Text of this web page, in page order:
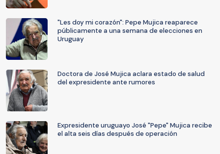
"Les doy mi corazón": Pepe Mujica reaparece
públicamente a una semana de elecciones en
Uruguay
Doctora de José Mujica aclara estado de salud
del expresidente ante rumores
Expresidente uruguayo José "Pepe" Mujica recibe
el alta seis días después de operación